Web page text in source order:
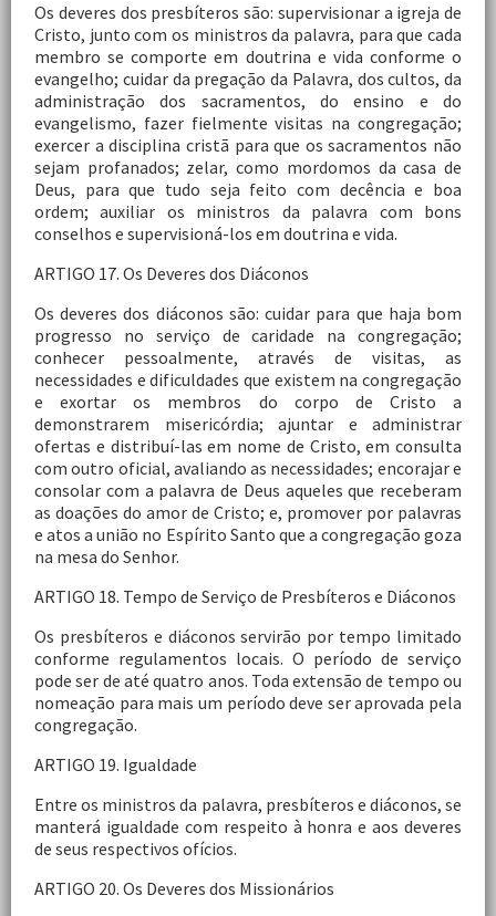
Os deveres dos presbíteros são: supervisionar a igreja de
Cristo, junto com os ministros da palavra, para que cada
membro se comporte em doutrina e vida conforme o
evangelho; cuidar da pregação da Palavra, dos cultos, da
administração dos sacramentos, do ensino e do
evangelismo, fazer fielmente visitas na congregação;
exercer a disciplina cristã para que os sacramentos não
sejam profanados; zelar, como mordomos da casa de
Deus, para que tudo seja feito com decência e boa
ordem; auxiliar os ministros da palavra com bons
conselhos e supervisioná-los em doutrina e vida.
ARTIGO 17. Os Deveres dos Diáconos
Os deveres dos diáconos são: cuidar para que haja bom
progresso no serviço de caridade na congregação;
conhecer pessoalmente, através de visitas, as
necessidades e dificuldades que existem na congregação
e exortar os membros do corpo de Cristo a
demonstrarem misericórdia; ajuntar e administrar
ofertas e distribuí-las em nome de Cristo, em consulta
com outro oficial, avaliando as necessidades; encorajar e
consolar com a palavra de Deus aqueles que receberam
as doações do amor de Cristo; e, promover por palavras
e atos a união no Espírito Santo que a congregação goza
na mesa do Senhor.
ARTIGO 18. Tempo de Serviço de Presbíteros e Diáconos
Os presbíteros e diáconos servirão por tempo limitado
conforme regulamentos locais. O período de serviço
pode ser de até quatro anos. Toda extensão de tempo ou
nomeação para mais um período deve ser aprovada pela
congregação.
ARTIGO 19. Igualdade
Entre os ministros da palavra, presbíteros e diáconos, se
manterá igualdade com respeito à honra e aos deveres
de seus respectivos ofícios.
ARTIGO 20. Os Deveres dos Missionários